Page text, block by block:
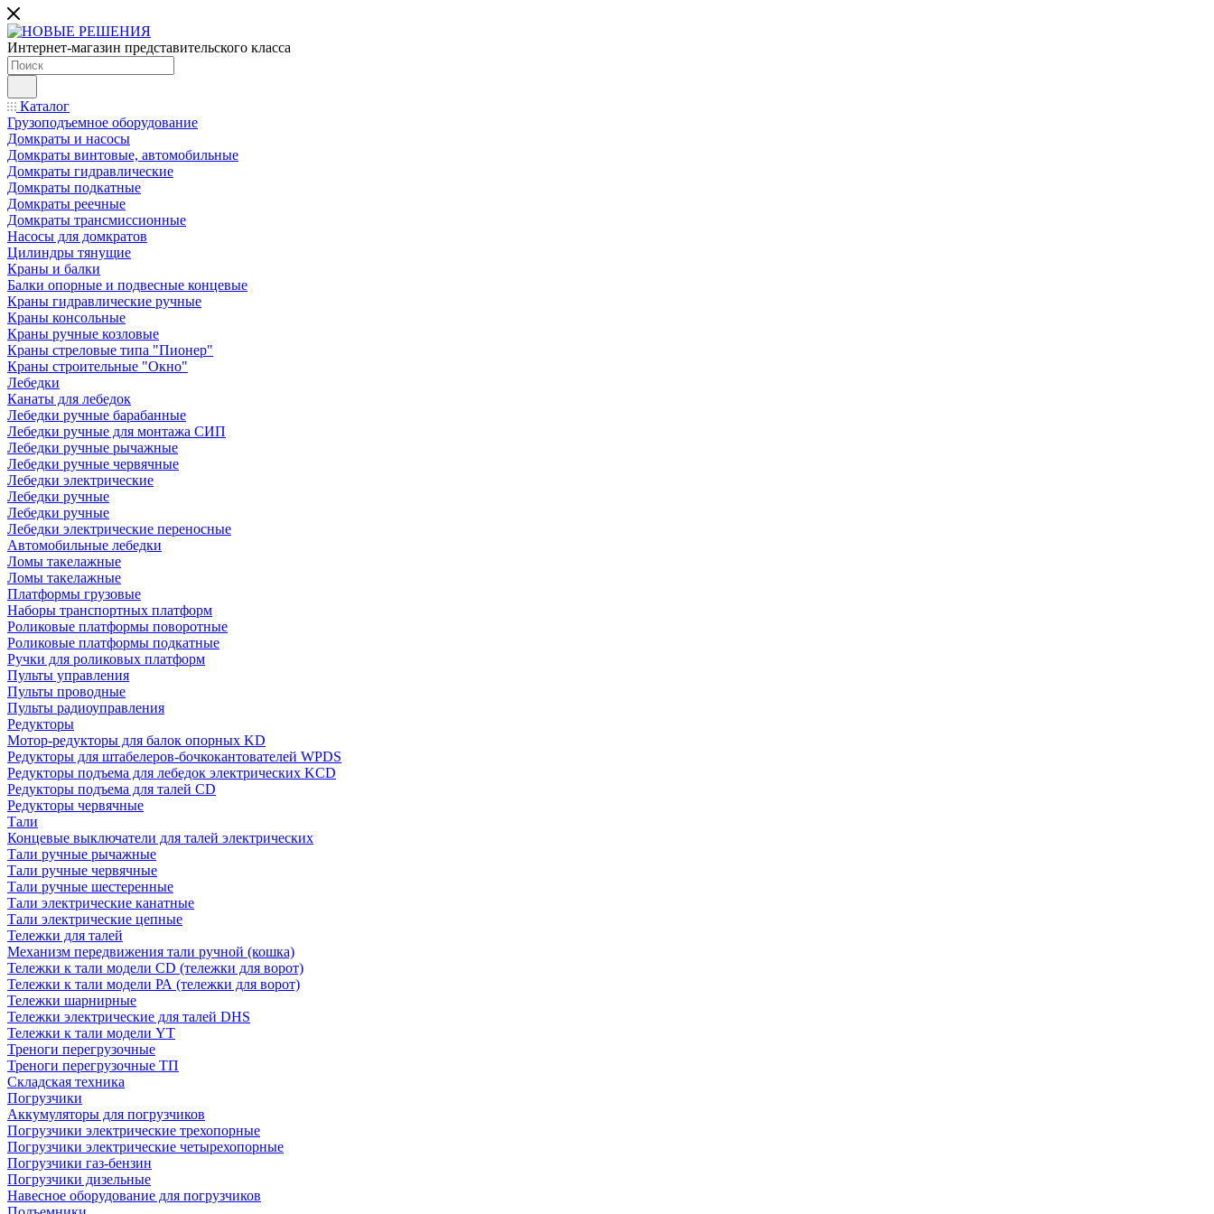
Интернет-магазин представительского класса
Каталог
Грузоподъемное оборудование
Домкраты и насосы
Домкраты винтовые, автомобильные
Домкраты гидравлические
Домкраты подкатные
Домкраты реечные
Домкраты трансмиссионные
Насосы для домкратов
Цилиндры тянущие
Краны и балки
Балки опорные и подвесные концевые
Краны гидравлические ручные
Краны консольные
Краны ручные козловые
Краны стреловые типа "Пионер"
Краны строительные "Окно"
Лебедки
Канаты для лебедок
Лебедки ручные барабанные
Лебедки ручные для монтажа СИП
Лебедки ручные рычажные
Лебедки ручные червячные
Лебедки электрические
Лебедки ручные
Лебедки ручные
Лебедки электрические переносные
Автомобильные лебедки
Ломы такелажные
Ломы такелажные
Платформы грузовые
Наборы транспортных платформ
Роликовые платформы поворотные
Роликовые платформы подкатные
Ручки для роликовых платформ
Пульты управления
Пульты проводные
Пульты радиоуправления
Редукторы
Мотор-редукторы для балок опорных KD
Редукторы для штабелеров-бочкокантователей WPDS
Редукторы подъема для лебедок электрических KCD
Редукторы подъема для талей CD
Редукторы червячные
Тали
Концевые выключатели для талей электрических
Тали ручные рычажные
Тали ручные червячные
Тали ручные шестеренные
Тали электрические канатные
Тали электрические цепные
Тележки для талей
Механизм передвижения тали ручной (кошка)
Тележки к тали модели CD (тележки для ворот)
Тележки к тали модели РА (тележки для ворот)
Тележки шарнирные
Тележки электрические для талей DHS
Тележки к тали модели YT
Треноги перегрузочные
Треноги перегрузочные ТП
Складская техника
Погрузчики
Аккумуляторы для погрузчиков
Погрузчики электрические трехопорные
Погрузчики электрические четырехопорные
Погрузчики газ-бензин
Погрузчики дизельные
Навесное оборудование для погрузчиков